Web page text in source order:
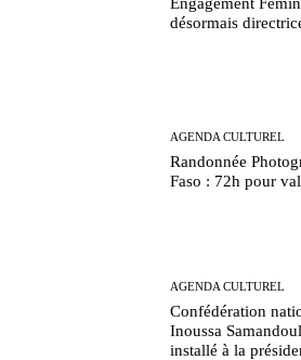
désormais
AGENDA CULTUREL
Randonnée
Faso : 72h pour
AGENDA CULTUREL
Confédération
Inoussa
installé à la